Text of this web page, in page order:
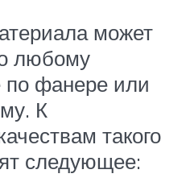
может
любому
фанере или
К
такого
следующее: